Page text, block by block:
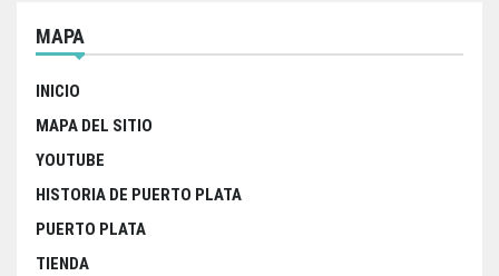
MAPA
INICIO
MAPA DEL SITIO
YOUTUBE
HISTORIA DE PUERTO PLATA
PUERTO PLATA
TIENDA